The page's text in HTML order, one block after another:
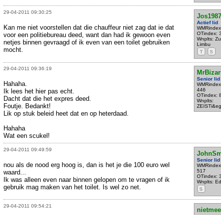
29-04-2011 09:30:25
Jos1987
Actief lid
OTindex:
Wnplts:
Limbu
T
S
Kan me niet voorstellen dat die chauffeur niet zag dat ie dat
voor een politiebureau deed, want dan had ik gewoon even
netjes binnen gevraagd of ik even van een toilet gebruiken
mocht.
29-04-2011 09:36:19
Senior lid
446
OTindex:
Wnplts:
Hahaha.
Ik lees het hier pas echt.
Dacht dat die het expres deed.
Foutje. Bedankt!
Lik op stuk beleid heet dat en op heterdaad.
Hahaha
Wat een scukel!
29-04-2011 09:49:59
Senior lid
517
OTindex:
Wnplts:
S
nou als de nood erg hoog is, dan is het je die 100 euro wel
waard...
Ik was alleen even naar binnen gelopen om te vragen of ik
gebruik mag maken van het toilet. Is wel zo net.
29-04-2011 09:54:21